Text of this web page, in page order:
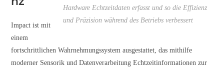
Hardware Echtzeitdaten erfasst und so die Effizienz
und Präzision während des Betriebs verbessert
Impact ist mit
einem
fortschrittlichen Wahrnehmungssystem ausgestattet, das mithilfe
moderner Sensorik und Datenverarbeitung Echtzeitinformationen zur